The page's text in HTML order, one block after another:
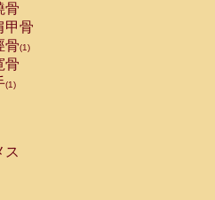
骨
甲骨
骨(1)
骨
(1)
ス